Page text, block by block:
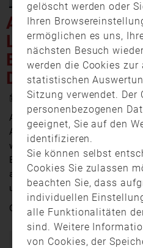
LEGOLAND
ERFORDERT
ER
11. August 2022 19:09
Am Donnerstag kam es im
Achterbahnunfall mit über 30
wurde nach Angaben der
Einsatz war neben den
auch die Höhenrettung der
und drei Hubschrauber.
Quelle: augsburg.tv
Bayern Berufsfeuerwehr
gelöscht werden oder
Ihren
ermöglichen es uns,
nächsten Besuch
werden die Cookies zur
statistischen
Sitzung verwendet. Der
personenbezogenen
geeignet, Sie auf den
identifizieren.
Sie können selbst
Cookies Sie zulassen
beachten Sie, dass
individuellen
alle Funktionalitäten
sind. Weitere
von Cookies, der